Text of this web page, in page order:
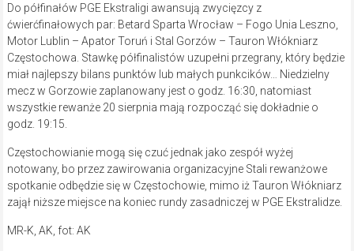
Do półfinałów PGE Ekstraligi awansują zwycięzcy z
ćwierćfinałowych par: Betard Sparta Wrocław – Fogo Unia Leszno,
Motor Lublin – Apator Toruń i Stal Gorzów – Tauron Włókniarz
Częstochowa. Stawkę półfinalistów uzupełni przegrany, który będzie
miał najlepszy bilans punktów lub małych punkcików… Niedzielny
mecz w Gorzowie zaplanowany jest o godz. 16:30, natomiast
wszystkie rewanże 20 sierpnia mają rozpocząć się dokładnie o
godz. 19:15.
Częstochowianie mogą się czuć jednak jako zespół wyżej
notowany, bo przez zawirowania organizacyjne Stali rewanżowe
spotkanie odbędzie się w Częstochowie, mimo iż Tauron Włókniarz
zajął niższe miejsce na koniec rundy zasadniczej w PGE Ekstralidze.
MR-K, AK, fot: AK